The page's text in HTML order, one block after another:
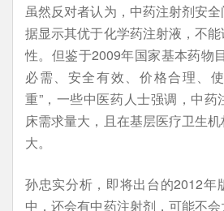
虽然反对者认为，中药注射剂安
据显示其优于化学药注射液，不
性。但鉴于2009年国家基本药物
必需、安全有效、价格合理、
重”，一些中医药人士强调，中
床需求量大，且在基层医疗卫生
大。
孙忠实分析，即将出台的2012年
中，还会有中药注射剂，可能不